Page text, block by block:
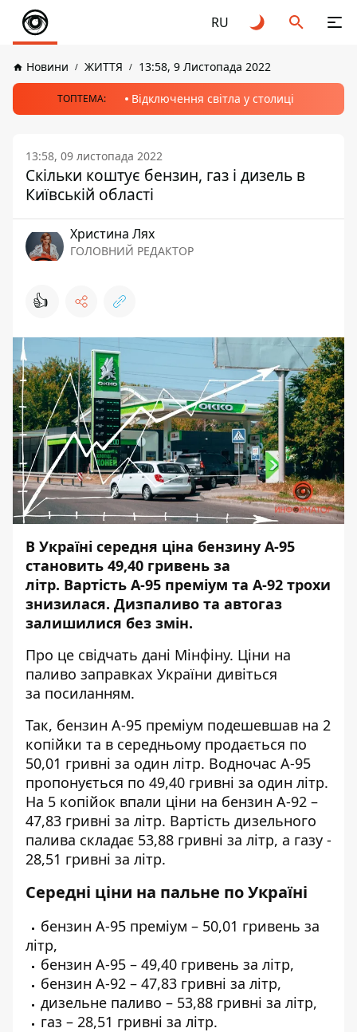
RU
Новини ЖИТТЯ 13:58, 9 Листопада 2022
ТОПТЕМА: Відключення світла у столиці
13:58, 09 листопада 2022
Скільки коштує бензин, газ і дизель в
Київській області
Христина Лях
ГОЛОВНИЙ РЕДАКТОР
👍
В Україні середня ціна бензину А-95
становить 49,40 гривень за
літр. Вартість А-95 преміум та А-92 трохи
знизилася. Дизпаливо та автогаз
залишилися без змін.
Про це свідчать дані Мінфіну. Ціни на
паливо заправках України дивіться
за посиланням.
Так, бензин А-95 преміум подешевшав на 2
копійки та в середньому продається по
50,01 гривні за один літр. Водночас А-95
пропонується по 49,40 гривні за один літр.
На 5 копійок впали ціни на бензин А-92 –
47,83 гривні за літр. Вартість дизельного
палива складає 53,88 гривні за літр, а газу -
28,51 гривні за літр.
Середні ціни на пальне по Україні
бензин А-95 преміум – 50,01 гривень за
літр,
бензин А-95 – 49,40 гривень за літр,
бензин А-92 – 47,83 гривні за літр,
дизельне паливо – 53,88 гривні за літр,
газ – 28,51 гривні за літр.